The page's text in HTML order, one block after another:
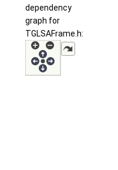
dependency
graph for
TGLSAFrame.h: